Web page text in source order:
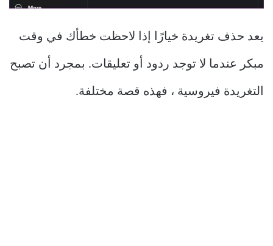
يعد حذف تغريدة خيارًا إذا لاحظت خطأك في وقت
مبكر عندما لا توجد ردود أو تعليقات. بمجرد أن تصبح
التغريدة فيروسية ، فهذه قصة مختلفة.